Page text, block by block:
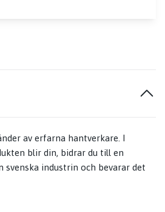
av erfarna hantverkare. I
blir din, bidrar du till en
industrin och bevarar det